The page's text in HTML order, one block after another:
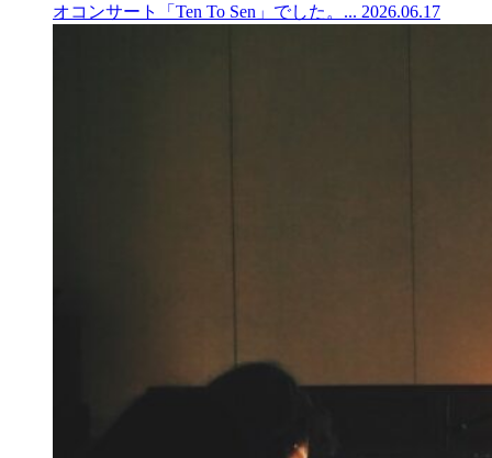
オコンサート「Ten To Sen」でした。... 2026.06.17